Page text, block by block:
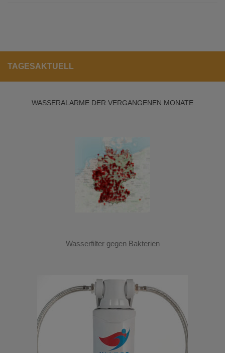
TAGESAKTUELL
WASSERALARME DER VERGANGENEN MONATE
Wasserfilter gegen Bakterien